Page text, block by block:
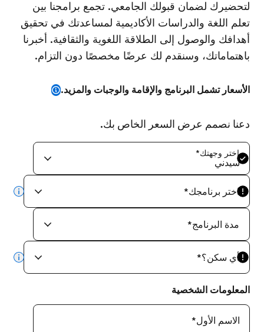
وظائف
إنضم إلى الفريق
لتحضيرك لضمان قبولك الجامعي. تجمع برامجنا بين
تعلم اللغة والدراسات الأكاديمية لمساعدتك في تحقيق
أهدافك والوصول إلى الطلاقة اللغوية والثقافية. أخبرنا
باهتماماتك، وسنقدم لك عرضًا مخصصًا دون التزام.
الأسعار تشمل البرنامج والإقامة والوجبات والمزيد.
دعنا نصمم عرض السعر الخاص بك.
اختر وجهتك*
سيدني
اختر برنامجك*
مدة البرنامج*
أي سكن؟*
المعلومات الشخصية
الاسم الأول*